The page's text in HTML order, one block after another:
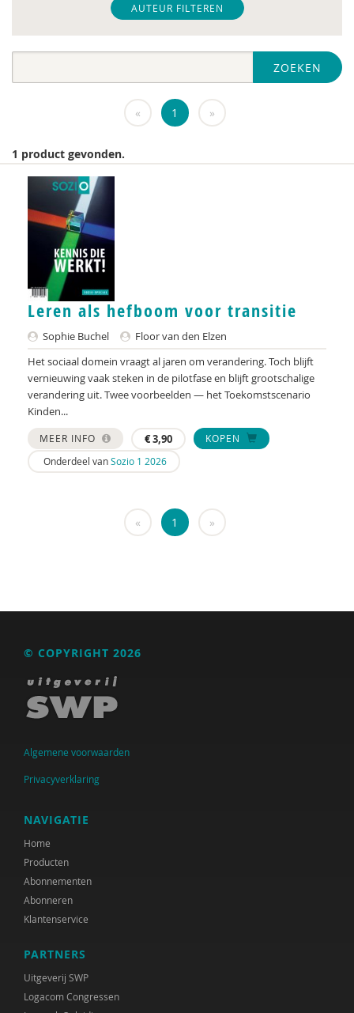
De Raad voor Volksgezondheid & Samenleving
diverse
Fier
GREVIO
het Regeringscommissariaat seksueel
grensoverschrijdend gedrag en seksueel geweld
huisarts
KNMG
Landelijk Kenniscentrum LVB
LIDIE
Maatschappelijk Impact Team
Mariëlle Bruning
Mentale gezondheidsnetwerken
Nederlandse Sportalliantie m.m.v. Stichting
Pharos
Raad voor Volksgezondheid & Samenleving
Ramirelsyla Eloise
World Health Organization
René .C. Hoksbergen
Tim 'S Jongers
Jeugdautoriteit (JA)
AUTEUR FILTEREN
ZOEKEN
« 1 »
1 product gevonden.
Leren als hefboom voor transitie
Sophie Buchel
Floor van den Elzen
Het sociaal domein vraagt al jaren om verandering. Toch blijft
vernieuwing vaak steken in de pilotfase en blijft grootschalige
verandering uit. Twee voorbeelden — het Toekomstscenario
Kinden...
MEER INFO €3,90
KOPEN
Onderdeel vanSozio 1 2026
« 1 »
© COPYRIGHT 2026
Algemene voorwaarden
Privacyverklaring
NAVIGATIE
Home
Producten
Abonnementen
Abonneren
Klantenservice
PARTNERS
Uitgeverij SWP
Logacom Congressen